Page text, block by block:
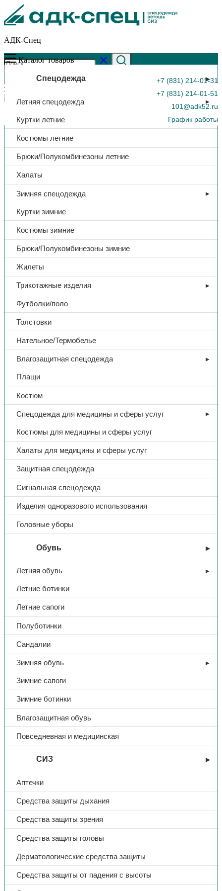
АДК-Спец
+7 (831) 214-01-31
+7 (831) 214-01-51
101@adk52.ru
График работы
0
Каталог товаров
Спецодежда
Летняя спецодежда
Куртки летние
Костюмы летние
Брюки/Полукомбинезоны летние
Халаты
Зимняя спецодежда
Куртки зимние
Костюмы зимние
Брюки/Полукомбинезоны зимние
Жилеты
Трикотажные изделия
Футболки/поло
Толстовки
Нательное/Термобелье
Влагозащитная спецодежда
Плащи
Костюм
Спецодежда для медицины и сферы услуг
Костюмы для медицины и сферы услуг
Халаты для медицины и сферы услуг
Защитная спецодежда
Сигнальная спецодежда
Изделия одноразового использования
Головные уборы
Обувь
Летняя обувь
Летние ботинки
Летние сапоги
Полуботинки
Сандалии
Зимняя обувь
Зимние сапоги
Зимние ботинки
Влагозащитная обувь
Повседневная и медицинская
СИЗ
Аптечки
Средства защиты дыхания
Средства защиты зрения
Средства защиты головы
Дерматологические средства защиты
Средства защиты от падения с высоты
Главная страница»Каталог»Плащ влагозащитный
«Стандарт», нейлон с ПВХ, 210 гр/м², синий
Влагозащитная спецодежда
Плащ влагозащитный
«Стандарт», нейлон с ПВХ, 210
гр/м², синий
В избранное
Артикул:Н/Д Категории:Влагозащитная спецодежда
Спецодежда
Поделиться:
Поделиться в Telegram
Whatsapp
Поделиться в Ok
Описание
Доп. информация
Влагозащитный плащ Стандарт для защиты от дождя, ветра,
снега, загрязнений и химических факторов (нефтяных масел).